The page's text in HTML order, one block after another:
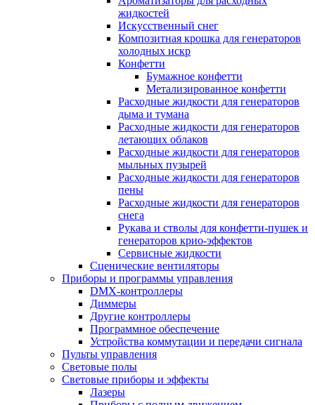
жидкостей
Искусственный снег
Композитная крошка для генераторов
холодных искр
Конфетти
Бумажное конфетти
Метализированное конфетти
Расходные жидкости для генераторов
дыма и тумана
Расходные жидкости для генераторов
летающих облаков
Расходные жидкости для генераторов
мыльных пузырей
Расходные жидкости для генераторов
пены
Расходные жидкости для генераторов
снега
Рукава и стволы для конфетти-пушек и
генераторов крио-эффектов
Сервисные жидкости
Сценические вентиляторы
Приборы и программы управления
DMX-контроллеры
Диммеры
Другие контроллеры
Программное обеспечение
Устройства коммутации и передачи сигнала
Пульты управления
Световые полы
Световые приборы и эффекты
Лазеры